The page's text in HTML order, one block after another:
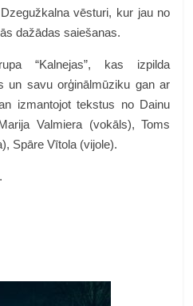
vēsturi, kur jau no
dažādas saiešanas.
“Kalnejas”, kas izpilda
un savu orģinālmūziku gan ar
izmantojot tekstus no Dainu
Valmiera (vokāls), Toms
Spāre Vītola (vijole).